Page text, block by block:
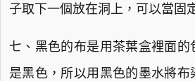
子取下一個放在洞上，可以當固
七、黑色的布是用茶葉盒裡面的
是黑色，所以用黑色的墨水將